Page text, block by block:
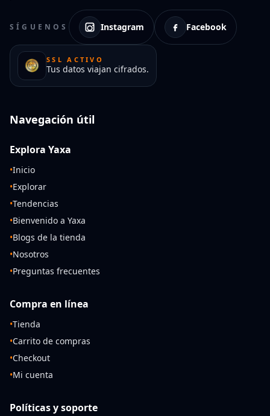
SÍGUENOS Instagram Facebook
SSL ACTIVO
Tus datos viajan cifrados.
Navegación útil
Explora Yaxa
•Inicio
•Explorar
•Tendencias
•Bienvenido a Yaxa
•Blogs de la tienda
•Nosotros
•Preguntas frecuentes
Compra en línea
•Tienda
•Carrito de compras
•Checkout
•Mi cuenta
Políticas y soporte